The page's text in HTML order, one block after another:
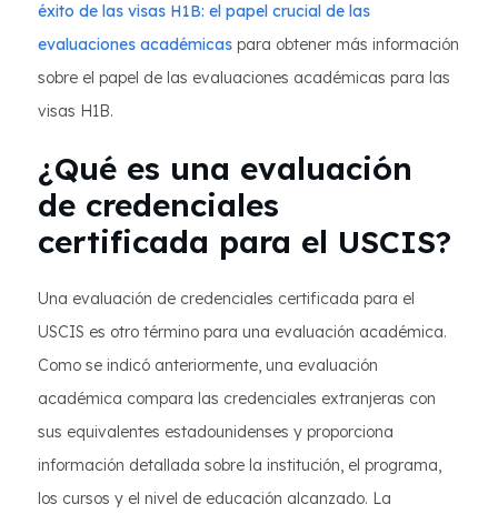
éxito de las visas H1B: el papel crucial de las
evaluaciones académicas para obtener más información
sobre el papel de las evaluaciones académicas para las
visas H1B.
¿Qué es una evaluación
de credenciales
certificada para el USCIS?
Una evaluación de credenciales certificada para el
USCIS es otro término para una evaluación académica.
Como se indicó anteriormente, una evaluación
académica compara las credenciales extranjeras con
sus equivalentes estadounidenses y proporciona
información detallada sobre la institución, el programa,
los cursos y el nivel de educación alcanzado. La